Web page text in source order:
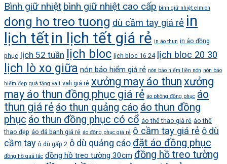
Bình giữ nhiệt bình giữ nhiệt cao cấp bình giữ nhiệt elmich
dong ho treo tuong dù cầm tay giá rẻ in
lịch tết in lịch tết giá rẻ in áo thun in áo đồng
phục lịch 52 tuần lịch bloc lịch bloc 16 24 lịch bloc 20 30
lịch lò xo giữa nón bảo hiểm giá rẻ nón bảo hiểm liền nón nón bảo
hiểm đẹp quà tặng vali vali giá rẻ xưởng may áo thun xưởng
may áo thun đồng phục giá rẻ áo phông đồng phục áo
thun giá rẻ áo thun quảng cáo áo thun đồng
phục áo thun đồng phục có cổ áo thể thao giá rẻ áo thể
thao đẹp áo đá banh giá rẻ áo đồng phục giá rẻ ô cầm tay giá rẻ ô dù
cầm tay ô dù gấp 2 ô dù quảng cáo đặt áo đồng phục
đồng hồ quả lắc đồng hồ treo tường 30cm đồng hồ treo tường